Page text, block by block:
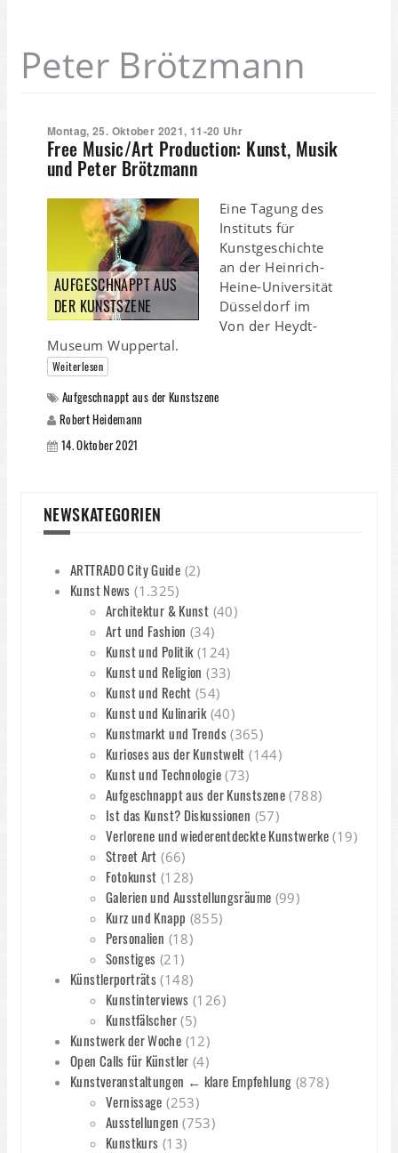
Peter Brötzmann
Montag, 25. Oktober 2021, 11-20 Uhr
Free Music/Art Production: Kunst, Musik
und Peter Brötzmann
AUFGESCHNAPPT AUS
DER KUNSTSZENE
Eine Tagung des
Instituts für
Kunstgeschichte
an der Heinrich-
Heine-Universität
Düsseldorf im
Von der Heydt-
Museum Wuppertal.
Weiterlesen
Aufgeschnappt aus der Kunstszene
Robert Heidemann
14. Oktober 2021
NEWSKATEGORIEN
ARTTRADO City Guide (2)
Kunst News (1.325)
Architektur & Kunst (40)
Art und Fashion (34)
Kunst und Politik(124)
Kunst und Religion (33)
Kunst und Recht (54)
Kunst und Kulinarik(40)
Kunstmarkt und Trends(365)
Kurioses aus der Kunstwelt (144)
Kunst und Technologie(73)
Aufgeschnappt aus der Kunstszene (788)
Ist das Kunst? Diskussionen (57)
Verlorene und wiederentdeckte Kunstwerke (19)
Street Art (66)
Fotokunst (128)
Galerien und Ausstellungsräume (99)
Kurz und Knapp (855)
Personalien (18)
Sonstiges (21)
Künstlerporträts (148)
Kunstinterviews (126)
Kunstfälscher(5)
Kunstwerk der Woche (12)
Open Calls für Künstler (4)
Kunstveranstaltungen ← klare Empfehlung (878)
Vernissage (253)
Ausstellungen (753)
Kunstkurs (13)